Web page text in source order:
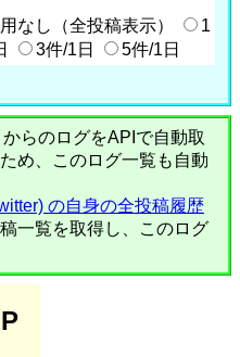
なし（全投稿表示）
1
3件/1日 5件/1日
からのログをAPIで自動取
め、このログ一覧も自動
の自身の全投稿履歴
一覧を取得し、このログ